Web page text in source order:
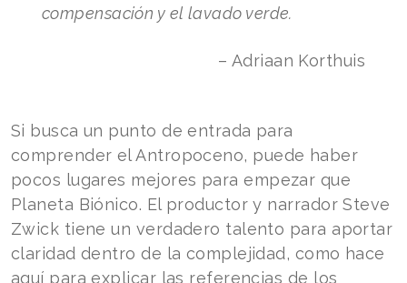
compensación y el lavado verde.
– Adriaan Korthuis
Si busca un punto de entrada para
comprender el Antropoceno, puede haber
pocos lugares mejores para empezar que
Planeta Biónico. El productor y narrador Steve
Zwick tiene un verdadero talento para aportar
claridad dentro de la complejidad, como hace
aquí para explicar las referencias de los